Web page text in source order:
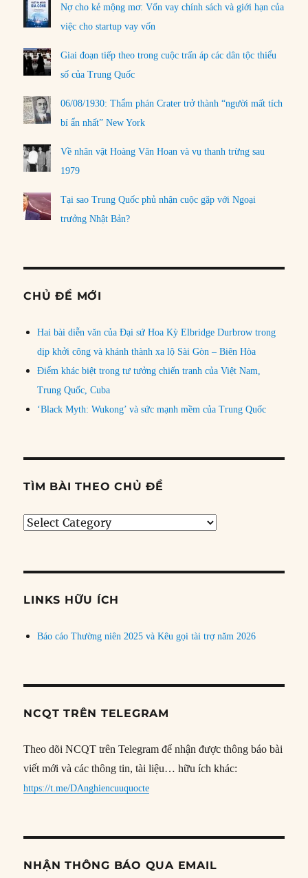
Nợ cho kẻ mộng mơ: Vốn vay chính sách và giới hạn của
việc cho startup vay vốn
Giai đoạn tiếp theo trong cuộc trấn áp các dân tộc thiểu
số của Trung Quốc
06/08/1930: Thẩm phán Crater trở thành “người mất tích
bí ẩn nhất” New York
Về nhân vật Hoàng Văn Hoan và vụ thanh trừng sau
1979
Tại sao Trung Quốc phủ nhận cuộc gặp với Ngoại
trưởng Nhật Bản?
CHỦ ĐỀ MỚI
Hai bài diễn văn của Đại sứ Hoa Kỳ Elbridge Durbrow trong
dịp khởi công và khánh thành xa lộ Sài Gòn – Biên Hòa
Điểm khác biệt trong tư tưởng chiến tranh của Việt Nam,
Trung Quốc, Cuba
‘Black Myth: Wukong’ và sức mạnh mềm của Trung Quốc
TÌM BÀI THEO CHỦ ĐỀ
Tìm
đề
LINKS HỮU ÍCH
Báo cáo Thường niên 2025 và Kêu gọi tài trợ năm 2026
NCQT TRÊN TELEGRAM
Theo dõi NCQT trên Telegram để nhận được thông báo bài
viết mới và các thông tin, tài liệu… hữu ích khác:
https://t.me/DAnghiencuuquocte
NHẬN THÔNG BÁO QUA EMAIL